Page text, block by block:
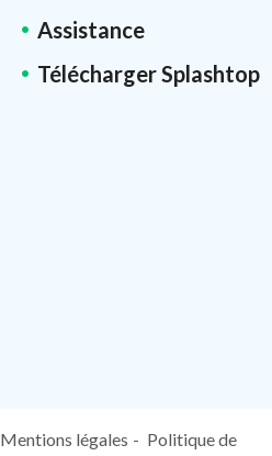
Assistance
Télécharger Splashtop
Mentions légales
Politique de